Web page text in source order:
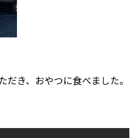
き、おやつに食べました。